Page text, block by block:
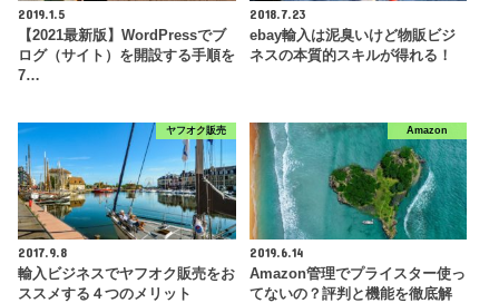
2019.1.5
【2021最新版】WordPressでブ
ログ（サイト）を開設する手順を
7…
2018.7.23
ebay輸入は泥臭いけど物販ビジ
ネスの本質的スキルが得れる！
ヤフオク販売
2017.9.8
輸入ビジネスでヤフオク販売をお
ススメする４つのメリット
Amazon
2019.6.14
Amazon管理でプライスター使っ
てないの？評判と機能を徹底解